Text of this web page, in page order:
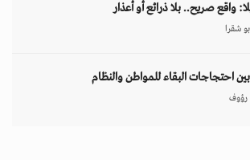
واقع صريح.. بلا ذرائع أو أعذار
شقرا
بين احتجاجات البقاء للمواطن والنظام